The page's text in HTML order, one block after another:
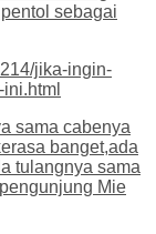
sebagai
jika-ingin-
sama cabenya
banget,ada
tulangnya sama
Mie